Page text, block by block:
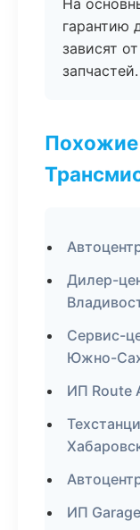
На
гарантию
зависят
запчастей.
Похожие
Дилер-
Сервис-
Южно-
ИП Route
ИП